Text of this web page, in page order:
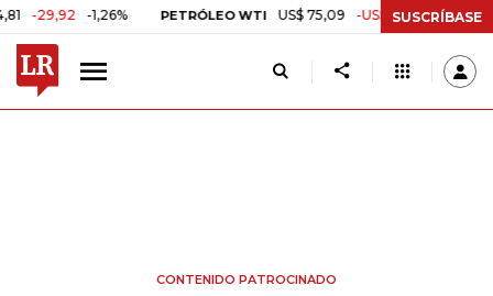
-1,26% PETRÓLEO WTI US$ 75,09 -US$ 0,24 -0,32% CAFÉ
SUSCRÍBASE
CONTENIDO PATROCINADO